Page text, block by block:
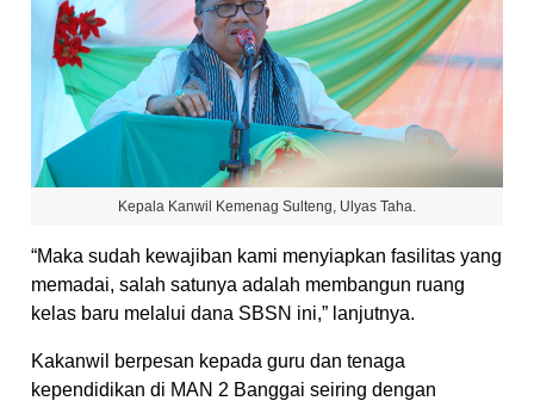
Kepala Kanwil Kemenag Sulteng, Ulyas Taha.
“Maka sudah kewajiban kami menyiapkan fasilitas yang
memadai, salah satunya adalah membangun ruang
kelas baru melalui dana SBSN ini,” lanjutnya.
Kakanwil berpesan kepada guru dan tenaga
kependidikan di MAN 2 Banggai seiring dengan